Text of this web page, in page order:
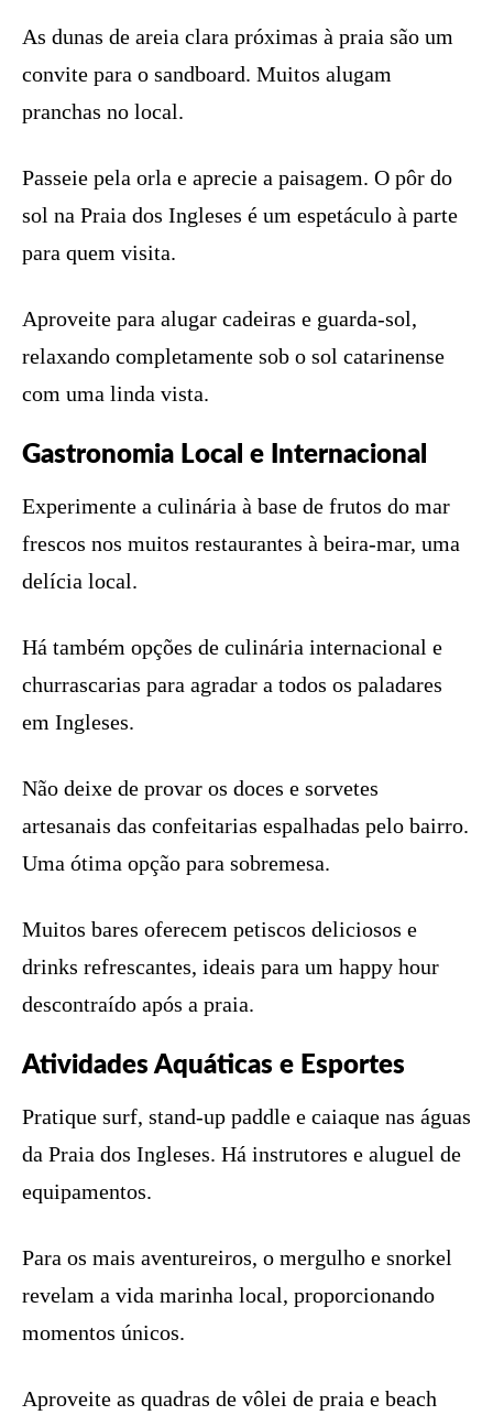
As dunas de areia clara próximas à praia são um
convite para o sandboard. Muitos alugam
pranchas no local.
Passeie pela orla e aprecie a paisagem. O pôr do
sol na Praia dos Ingleses é um espetáculo à parte
para quem visita.
Aproveite para alugar cadeiras e guarda-sol,
relaxando completamente sob o sol catarinense
com uma linda vista.
Gastronomia Local e Internacional
Experimente a culinária à base de frutos do mar
frescos nos muitos restaurantes à beira-mar, uma
delícia local.
Há também opções de culinária internacional e
churrascarias para agradar a todos os paladares
em Ingleses.
Não deixe de provar os doces e sorvetes
artesanais das confeitarias espalhadas pelo bairro.
Uma ótima opção para sobremesa.
Muitos bares oferecem petiscos deliciosos e
drinks refrescantes, ideais para um happy hour
descontraído após a praia.
Atividades Aquáticas e Esportes
Pratique surf, stand-up paddle e caiaque nas águas
da Praia dos Ingleses. Há instrutores e aluguel de
equipamentos.
Para os mais aventureiros, o mergulho e snorkel
revelam a vida marinha local, proporcionando
momentos únicos.
Aproveite as quadras de vôlei de praia e beach